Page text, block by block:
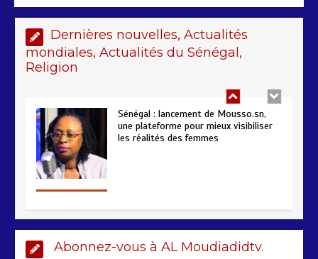
Dernières nouvelles, Actualités
mondiales, Actualités du Sénégal,
Religion
Sénégal : lancement de Mousso.sn,
une plateforme pour mieux visibiliser
les réalités des femmes
AIBD : les Douanes réalisent une
saisie de 28 kg de haschich estimés à
190 millions FCFA
Abonnez-vous à AL Moudiadidtv.